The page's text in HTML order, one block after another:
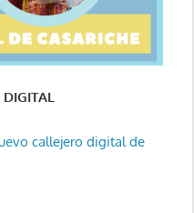
DIGITAL
callejero digital de